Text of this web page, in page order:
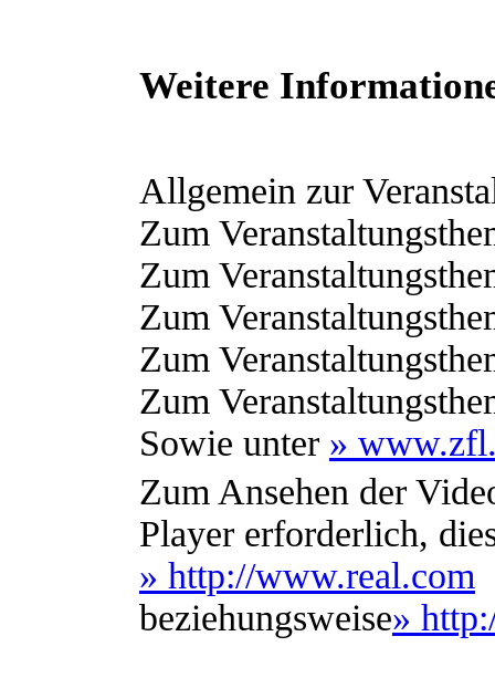
Weitere
Allgemein zur
Zum
Zum
Zum
Zum
Zum
Sowie unter »
Zum Ansehen der
Player erforderlich,
» http://www.real.com
beziehungsweise»